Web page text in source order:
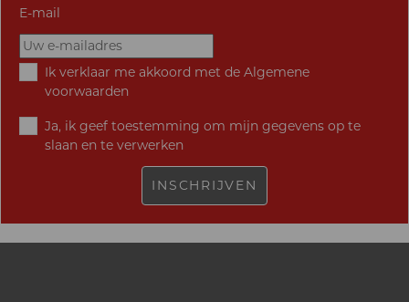
E-mail
Ik verklaar me akkoord met de Algemene
voorwaarden
Ja, ik geef toestemming om mijn gegevens op te
slaan en te verwerken
INSCHRIJVEN